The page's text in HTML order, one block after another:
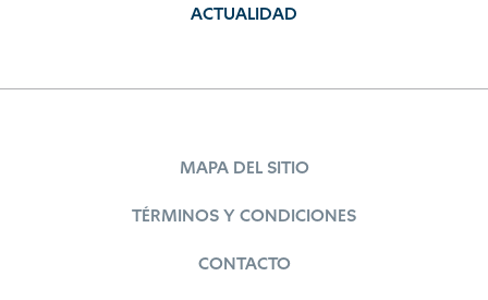
ACTUALIDAD
MAPA DEL SITIO
TÉRMINOS Y CONDICIONES
CONTACTO